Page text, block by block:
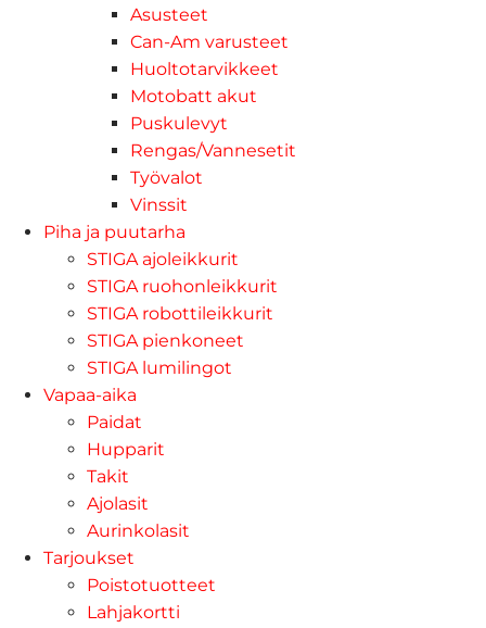
Asusteet
Can-Am varusteet
Huoltotarvikkeet
Motobatt akut
Puskulevyt
Rengas/Vannesetit
Työvalot
Vinssit
Piha ja puutarha
STIGA ajoleikkurit
STIGA ruohonleikkurit
STIGA robottileikkurit
STIGA pienkoneet
STIGA lumilingot
Vapaa-aika
Paidat
Hupparit
Takit
Ajolasit
Aurinkolasit
Tarjoukset
Poistotuotteet
Lahjakortti